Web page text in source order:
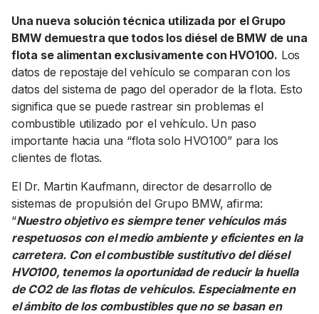
Una nueva solución técnica utilizada por el Grupo
BMW demuestra que todos los diésel de BMW de una
flota se alimentan exclusivamente con HVO100. Los
datos de repostaje del vehículo se comparan con los
datos del sistema de pago del operador de la flota. Esto
significa que se puede rastrear sin problemas el
combustible utilizado por el vehículo. Un paso
importante hacia una “flota solo HVO100” para los
clientes de flotas.
El Dr. Martin Kaufmann, director de desarrollo de
sistemas de propulsión del Grupo BMW, afirma:
“Nuestro objetivo es siempre tener vehículos más
respetuosos con el medio ambiente y eficientes en la
carretera. Con el combustible sustitutivo del diésel
HVO100, tenemos la oportunidad de reducir la huella
de CO2 de las flotas de vehículos. Especialmente en
el ámbito de los combustibles que no se basan en